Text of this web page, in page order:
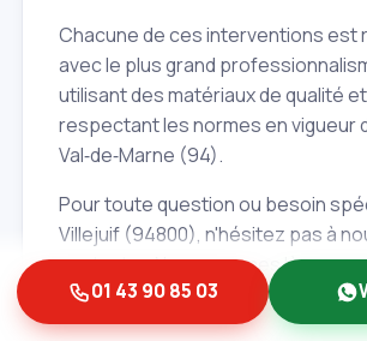
Chacune de ces interventions est
avec le plus grand
utilisant des matériaux de qualité
respectant les normes en vigueur
Val‑de‑Marne (94).
Pour toute question ou besoin
Villejuif (94800), n'hésitez pas à
contacter. Nous sommes là pour
Albert et Fils.
01 43 90 85 03